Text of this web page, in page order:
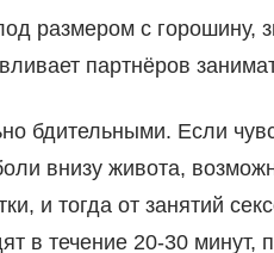
размером с горошину,
партнёров
бдительными. Если
внизу живота,
и тогда от занятий
в течение 20-30 минут,